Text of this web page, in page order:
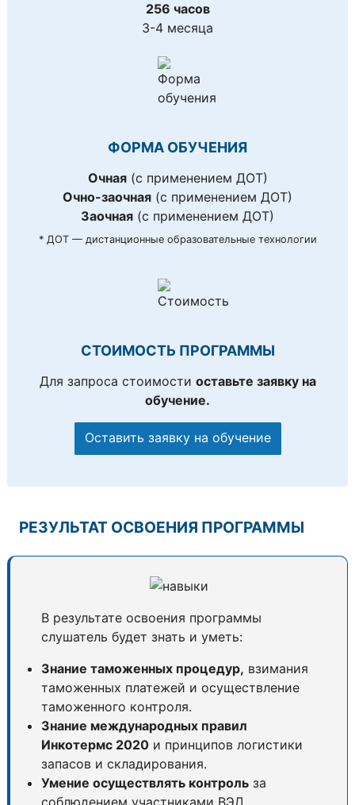
256 часов
3-4 месяца
ФОРМА ОБУЧЕНИЯ
Очная(с применением ДОТ)
Очно-заочная (с применением ДОТ)
Заочная (с применением ДОТ)
* ДОТ — дистанционные образовательные технологии
СТОИМОСТЬ ПРОГРАММЫ
Для запроса стоимости оставьте заявку на
обучение.
Оставить заявку на обучение
РЕЗУЛЬТАТ ОСВОЕНИЯ ПРОГРАММЫ
В результате освоения программы
слушатель будет знать и уметь:
Знание таможенных процедур, взимания
таможенных платежей и осуществление
таможенного контроля.
Знание международных правил
Инкотермс 2020 и принципов логистики
запасов и складирования.
Умение осуществлять контроль за